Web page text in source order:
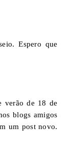
Espero que
verão de 18 de
blogs amigos
um post novo.